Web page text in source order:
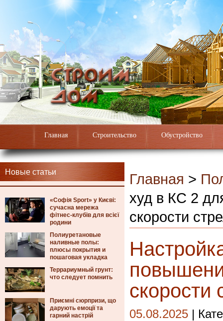
Главная Строительство Обустройство
Новые статьи
«Софія Sport» у Києві:
сучасна мережа
фітнес-клубів для всієї
родини
Полиуретановые
наливные полы:
плюсы покрытия и
пошаговая укладка
Террариумный грунт:
что следует помнить
Приємні сюрпризи, що
дарують емоції та
гарний настрій
Главная >
худ в КС 2
скорости
скорости
05.08.2025 |